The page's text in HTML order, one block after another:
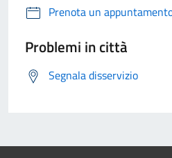
Prenota un
Problemi in città
Segnala disservizio